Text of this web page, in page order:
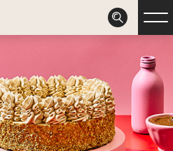
דלג לסרגל הניווט
דלג לתוכן